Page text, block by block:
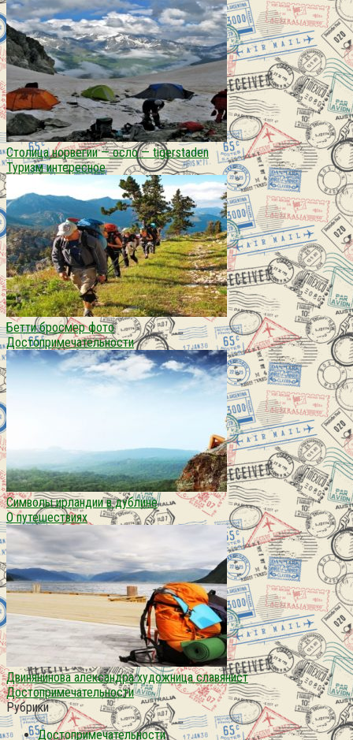
Столица норвегии — осло — tigerstaden
Туризм интересное
Бетти бросмер фото
Достопримечательности
Символы ирландии в дублине
О путешествиях
Двинянинова александра художница славянист
Достопримечательности
Рубрики
Достопримечательности